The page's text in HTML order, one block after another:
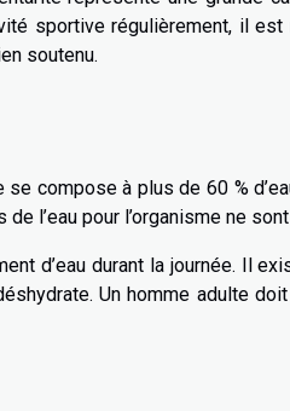
sportive régulièrement, il est
soutenu.
compose à plus de 60 %
l’eau pour l’organisme ne
d’eau durant la journée. Il
Un homme adulte